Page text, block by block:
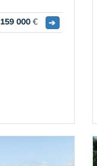
159 000 € ➔